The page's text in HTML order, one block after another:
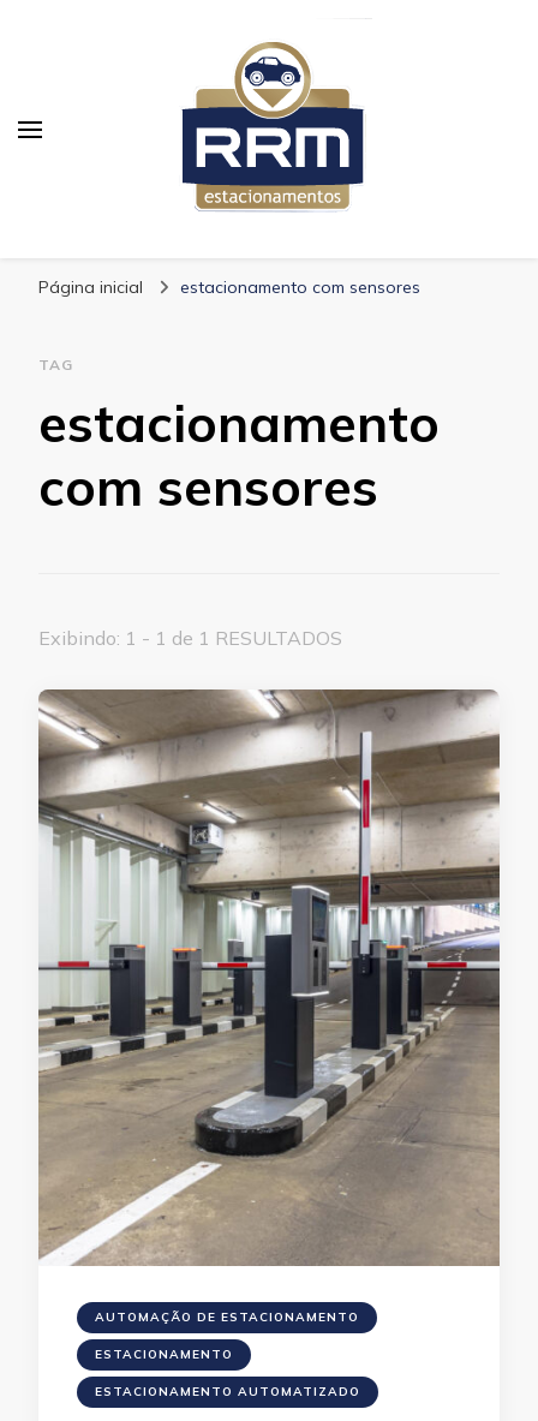
Página inicial estacionamento com sensores
TAG
estacionamento
com sensores
Exibindo: 1 - 1 de 1 RESULTADOS
AUTOMAÇÃO DE ESTACIONAMENTO
ESTACIONAMENTO
ESTACIONAMENTO AUTOMATIZADO